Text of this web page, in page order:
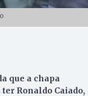
que a chapa
Ronaldo Caiado,